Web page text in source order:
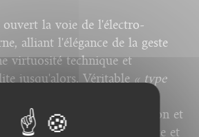
ouvert la voie de l'électro-
alliant l'élégance de la geste
virtuosité technique et
jusqu'alors. Véritable « type
de l'Anglais Joseph Champion et
suivante une version complète et